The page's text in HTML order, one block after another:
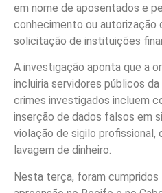
em nome de aposentados e
conhecimento ou autorização
solicitação de instituições
A investigação aponta que a
incluiria servidores públicos
crimes investigados incluem
inserção de dados falsos em
violação de sigilo profissional,
lavagem de dinheiro.
Nesta terça, foram cumpridos